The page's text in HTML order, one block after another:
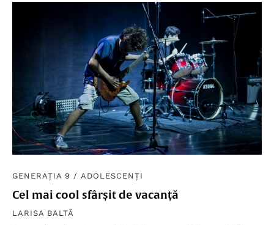
GENERAȚIA 9 / ADOLESCENȚI
Cel mai cool sfârșit de vacanță
LARISA BALTĂ